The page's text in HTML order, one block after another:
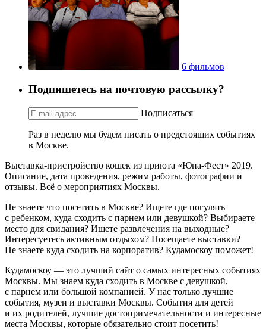
6 фильмов
Подпишетесь на почтовую рассылку?
Подписаться
Раз в неделю мы будем писать о предстоящих событиях
в Москве.
Выставка-пристройство кошек из приюта «Юна-Фест» 2019.
Описание, дата проведения, режим работы, фотографии и
отзывы. Всё о мероприятиях Москвы.
Не знаете что посетить в Москве? Ищете где погулять
с ребенком, куда сходить с парнем или девушкой? Выбираете
место для свидания? Ищете развлечения на выходные?
Интересуетесь активным отдыхом? Посещаете выставки?
Не знаете куда сходить на корпоратив? Кудамоскоу поможет!
Кудамоскоу — это лучший сайт о самых интересных событиях
Москвы. Мы знаем куда сходить в Москве с девушкой,
с парнем или большой компанией. У нас только лучшие
события, музеи и выставки Москвы. События для детей
и их родителей, лучшие достопримечательности и интересные
места Москвы, которые обязательно стоит посетить!